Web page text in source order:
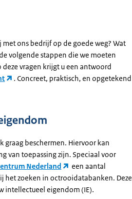
met ons bedrijf op de goede weg? Wat
volgende stappen die we moeten
vragen krijgt u een antwoord
. Concreet, praktisch, en opgetekend
beschermen. Hiervoor kan
van toepassing zijn. Speciaal voor
Nederland
een aantal
het zoeken in octrooidatabanken. Deze
intellectueel eigendom (IE).